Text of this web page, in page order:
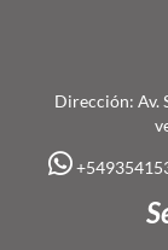
Dirección: Av.